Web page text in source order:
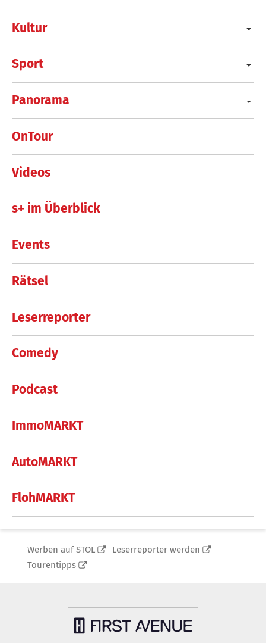
Kultur
Sport
Panorama
OnTour
Videos
s+ im Überblick
Events
Rätsel
Leserreporter
Comedy
Podcast
ImmoMARKT
AutoMARKT
FlohMARKT
Werben auf STOL
Leserreporter werden
Tourentipps